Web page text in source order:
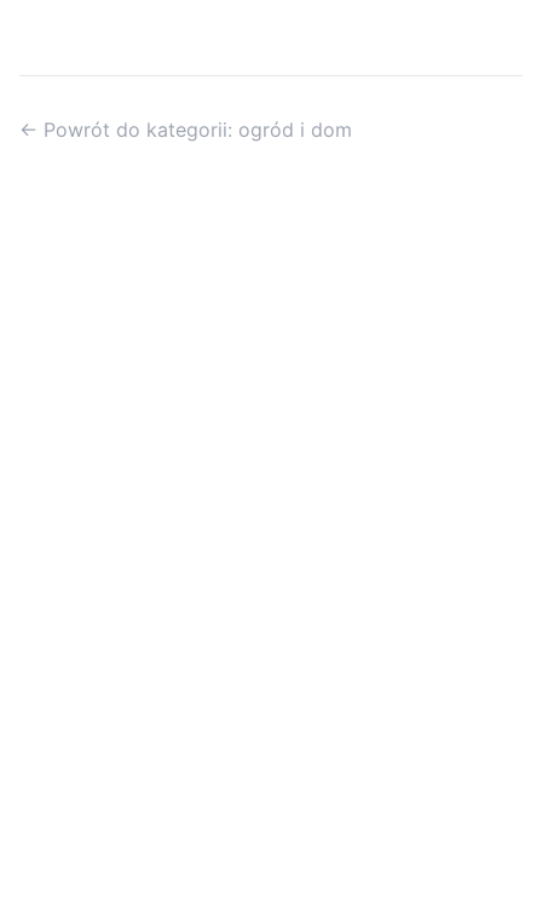
← Powrót do kategorii: ogród i dom